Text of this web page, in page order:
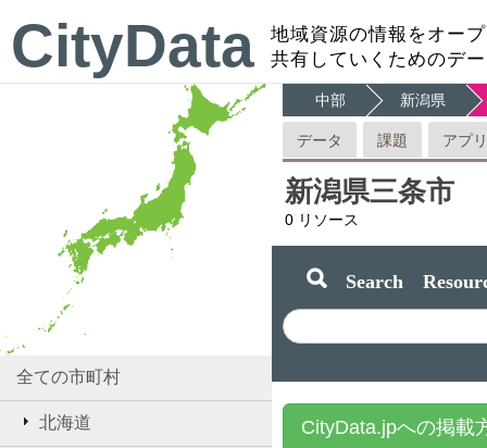
CityData
地域資源の情報をオー
共有していくためのデ
全ての市町村
北海道
中部 新潟県
データ 課題 アプリ
新潟県三条市
0 リソース
Search
CityData.jpへの掲載